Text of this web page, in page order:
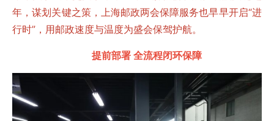
年，谋划关键之策，上海邮政两会保障服务也早早开启“进
行时”，用邮政速度与温度为盛会保驾护航。
提前部署 全流程闭环保障